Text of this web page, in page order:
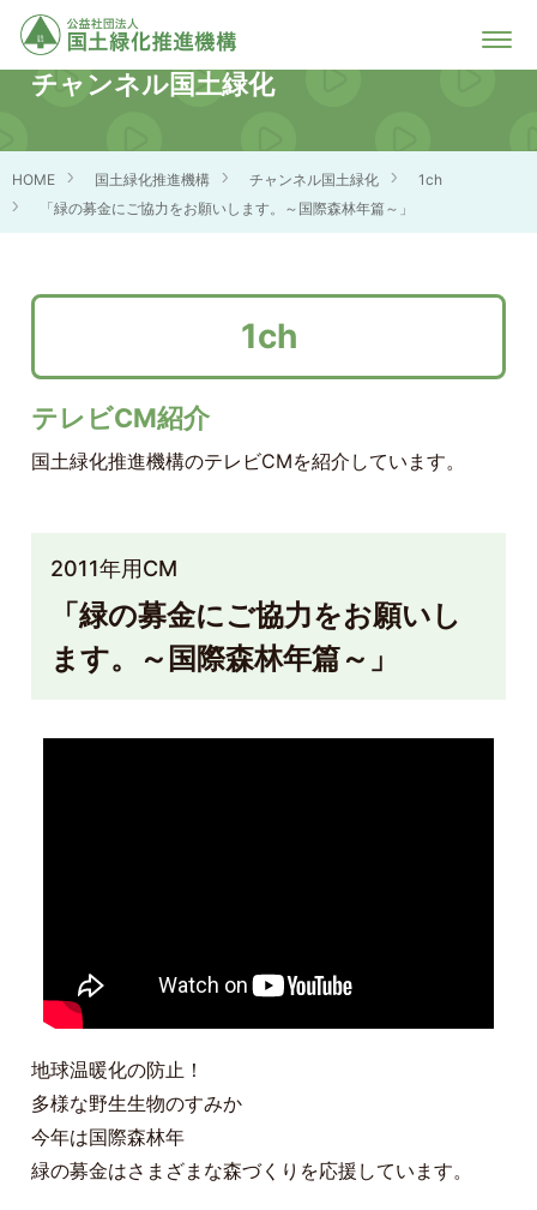
チャンネル国土緑化
HOME 国土緑化推進機構 チャンネル国土緑化
1ch
「緑の募金にご協力をお願いします。～国際森林年篇～」
1ch
テレビCM紹介
国土緑化推進機構のテレビCMを紹介しています。
2011年用CM
「緑の募金にご協力をお願いし
ます。～国際森林年篇～」
地球温暖化の防止！
多様な野生生物のすみか
今年は国際森林年
緑の募金はさまざまな森づくりを応援しています。